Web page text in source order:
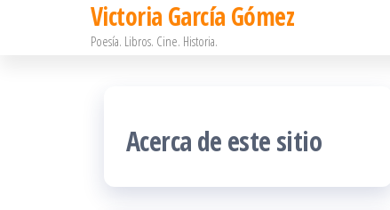
Victoria García Gómez
Poesía. Libros. Cine. Historia.
Acerca de este sitio